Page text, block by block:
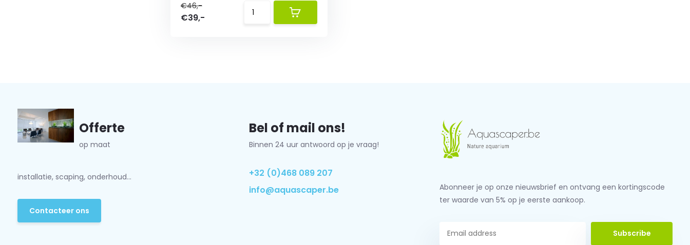
€46,-
€39,-
Offerte
op maat
installatie, scaping, onderhoud...
Contacteer ons
Bel of mail ons!
Binnen 24 uur antwoord op je vraag!
+32 (0)468 089 207
info@aquascaper.be
Abonneer je op onze nieuwsbrief en ontvang een kortingscode
ter waarde van 5% op je eerste aankoop.
Subscribe